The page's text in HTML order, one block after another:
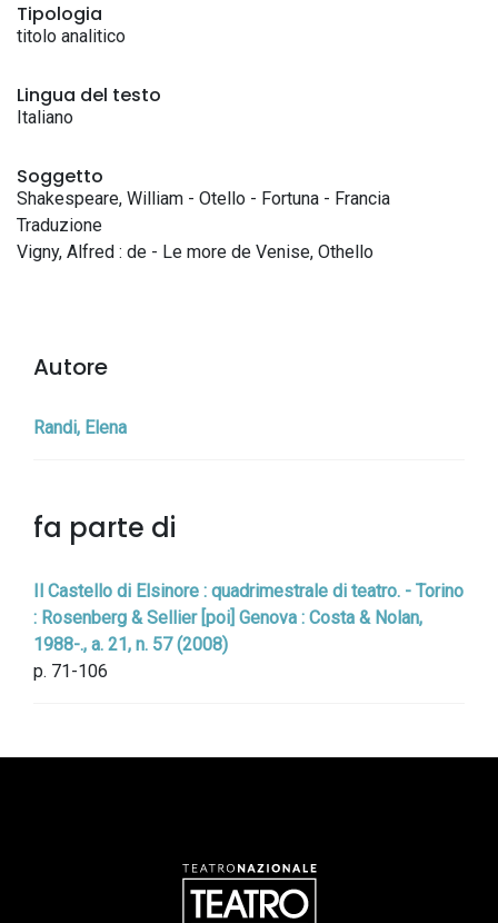
Tipologia
titolo analitico
Lingua del testo
Italiano
Soggetto
Shakespeare, William - Otello - Fortuna - Francia
Traduzione
Vigny, Alfred : de - Le more de Venise, Othello
Autore
Randi, Elena
fa parte di
Il Castello di Elsinore : quadrimestrale di teatro. - Torino
: Rosenberg & Sellier [poi] Genova : Costa & Nolan,
1988-., a. 21, n. 57 (2008)
p. 71-106